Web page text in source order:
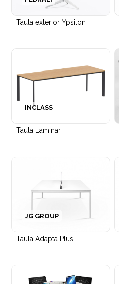
Taula exterior Ypsilon
Taula Laminar
INCLASS
Taula Adapta Plus
JG GROUP